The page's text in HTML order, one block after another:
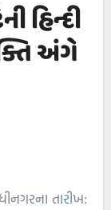
હિન્દી
અંગે
તારીખ: